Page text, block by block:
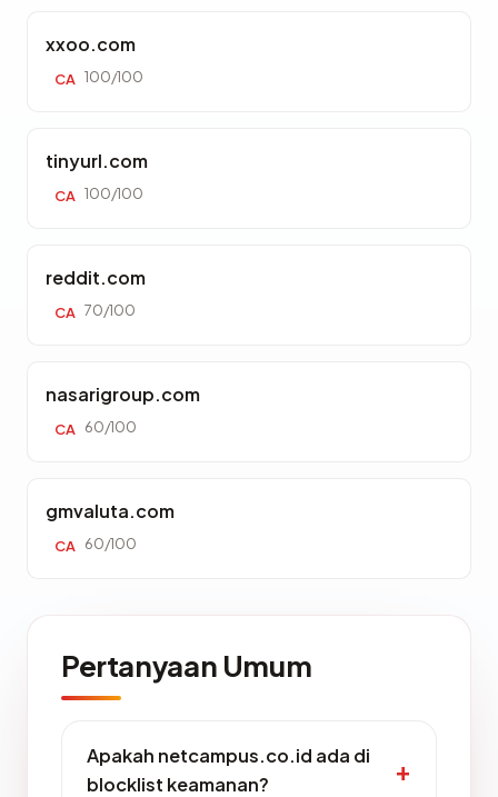
xxoo.com
CA 100/100
tinyurl.com
CA 100/100
reddit.com
CA 70/100
nasarigroup.com
CA 60/100
gmvaluta.com
CA 60/100
Pertanyaan Umum
Apakah netcampus.co.id ada di
blocklist keamanan?